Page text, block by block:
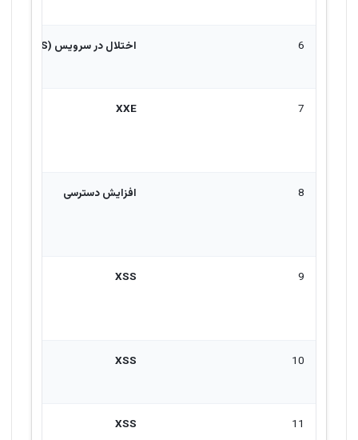
6 اختلال در سرویس (DoS)
7
XXE
8 افزایش دسترسی
9
XSS
10
XSS
11
XSS